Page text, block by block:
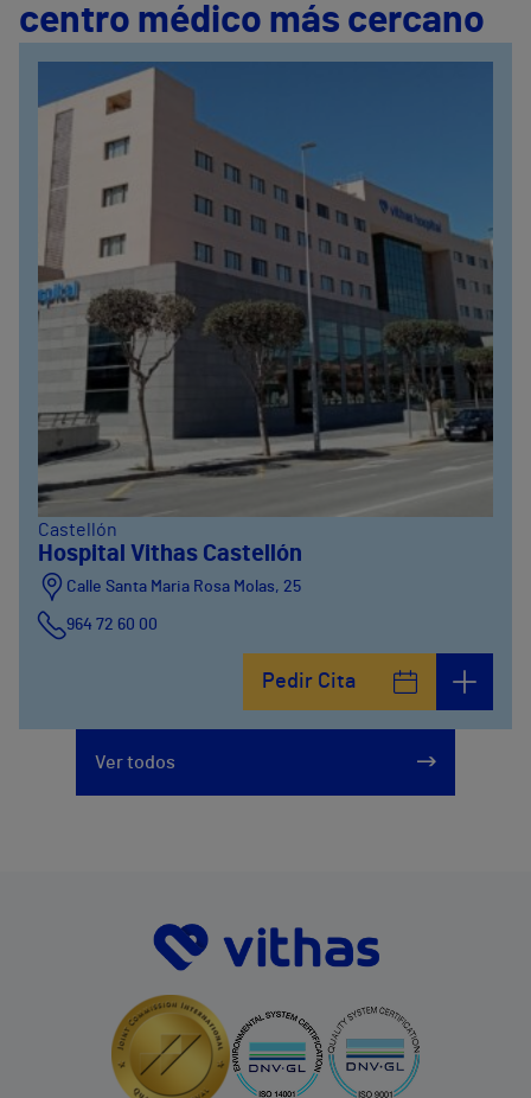
centro médico más cercano
Castellón
Hospital Vithas Castellón
Calle Santa Maria Rosa Molas, 25
964 72 60 00
Pedir Cita
Ver todos